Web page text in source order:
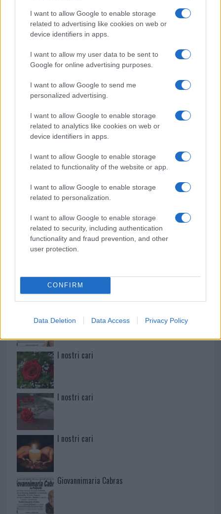
I want to allow Google to enable storage
related to advertising like cookies on web or
device identifiers in apps.
I want to allow my user data to be sent to
Google for online advertising purposes.
I want to allow Google to send me
personalized advertising.
I want to allow Google to enable storage
related to analytics like cookies on web or
device identifiers in apps.
I want to allow Google to enable storage
related to functionality of the website or app.
I want to allow Google to enable storage
related to personalization.
I want to allow Google to enable storage
related to security, including authentication
functionality and fraud prevention, and other
user protection.
CONFIRM
Data Deletion Data Access Privacy Policy
Test tunnel Olbia: rampe chiuse ancora fino a
fine agosto
Aggius conquista la classifica delle mete più
NECROLOGIE
Mario Malu
I nostri cari
I nostri cari
I nostri cari
Giovannimaria Cabras